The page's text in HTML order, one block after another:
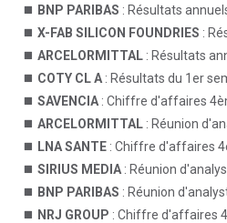
BNP PARIBAS : Résultats
X-FAB SILICON FOUNDRIES :
ARCELORMITTAL : Résultats
COTY CL A : Résultats du 1er
SAVENCIA : Chiffre d'affaires
ARCELORMITTAL : Réunion
LNA SANTE : Chiffre d'affaires
SIRIUS MEDIA : Réunion
BNP PARIBAS : Réunion
NRJ GROUP : Chiffre d'affaires